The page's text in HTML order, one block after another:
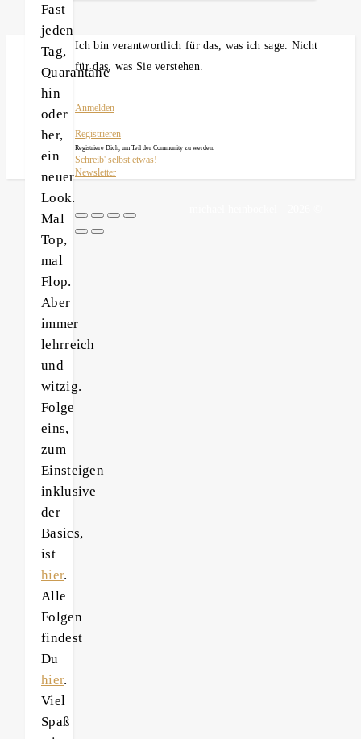
Fast
jeden
Tag,
Quarantäne
hin
oder
her,
ein
neuer
Look.
Mal
Top,
mal
Flop.
Aber
immer
lehrreich
und
witzig.
Folge
eins,
zum
Einsteigen
inklusive
der
Basics,
ist
hier.
Alle
Folgen
findest
Du
hier.
Viel
Spaß
Ich bin verantwortlich für das, was ich sage. Nicht
für das, was Sie verstehen.
Anmelden
Registrieren
Registriere Dich, um Teil der Community zu werden.
Schreib' selbst etwas!
Newsletter